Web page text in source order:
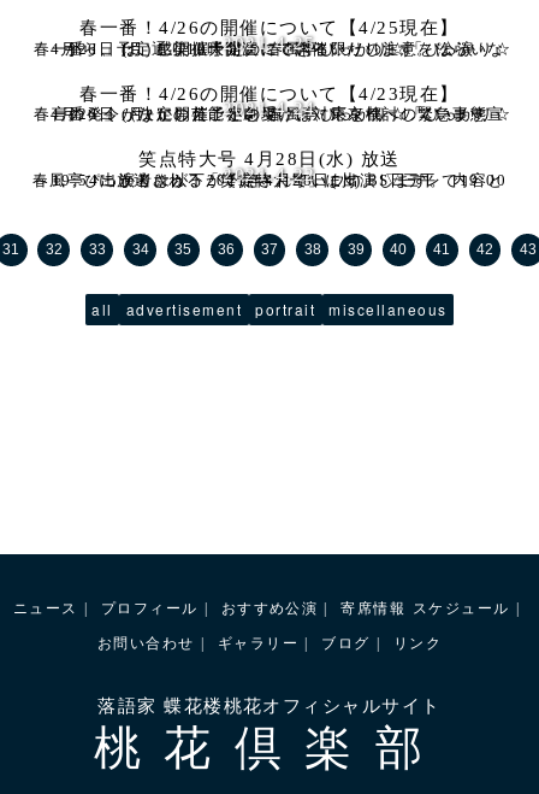
春一番！4/26の開催について【4/25現在】
4月26日 (月) に開催予定の 春風亭ぴっかり☆「ぴっかり☆春一番！」は、感染拡大防止にできる限りの注意をはらいながら、予定通り19時開演にて開催いたします。 公演
2021.4.25
春一番！4/26の開催について【4/23現在】
4月26日 (月) に開催予定の 春風亭ぴっかり☆「ぴっかり☆春一番！」（なかの芸能小劇場）は、東京都への緊急事態宣言の発令が決定したことを受け、対応を検討しています
2021.4.24
笑点特大号 4月28日(水) 放送
春風亭ぴっかり☆が、2021年4月28日(水) BS日テレで19:00～19:54に放送される「笑点特大号」に出演します。 内容と出演者は以下が予定されています。 ▽三平
2021.4.22
31 32 33 34 35 36 37 38 39 40 41 42 43
all advertisement portrait miscellaneous
ニュース プロフィール おすすめ公演 寄席情報 スケジュール
お問い合わせ ギャラリー ブログ リンク
落語家 蝶花楼桃花オフィシャルサイト
桃花倶楽部